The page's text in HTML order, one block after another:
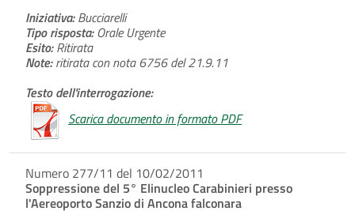
Iniziativa:Bucciarelli
Tipo risposta:Orale Urgente
Esito:Ritirata
Note:ritirata con nota 6756 del 21.9.11
Testo dell'interrogazione:
Scarica documento in formato PDF
Numero 277/11 del 10/02/2011
Soppressione del 5° Elinucleo Carabinieri presso
l'Aereoporto Sanzio di Ancona falconara